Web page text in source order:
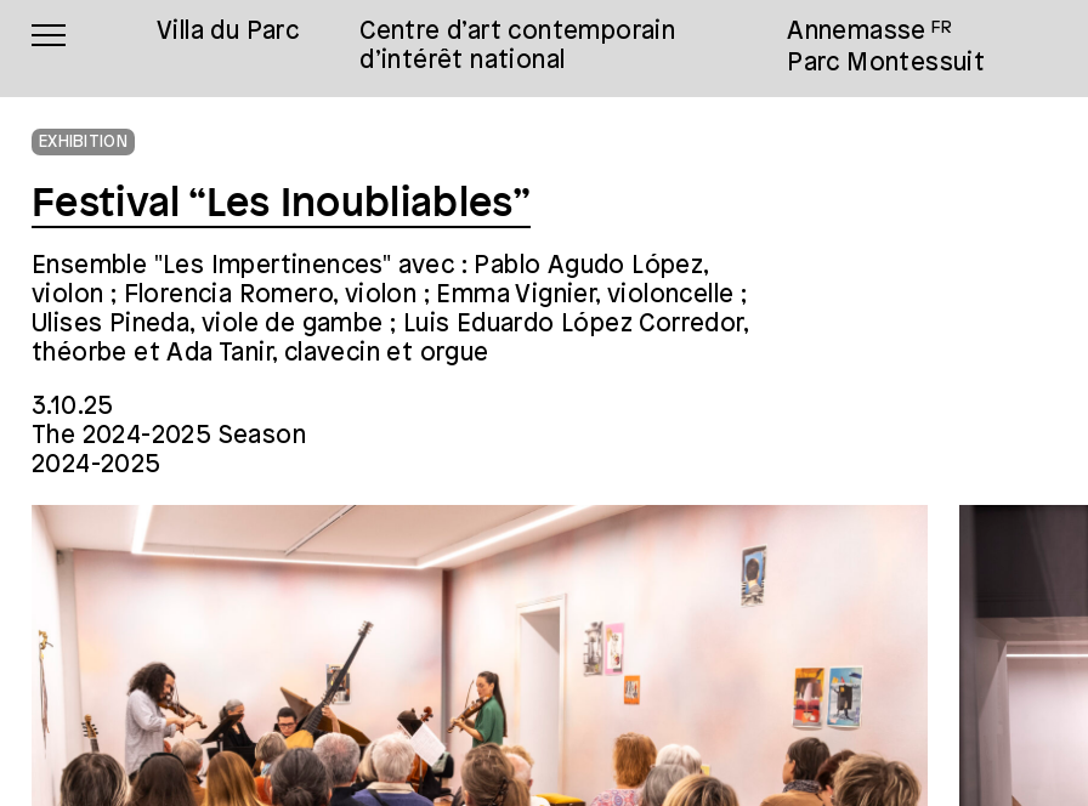
Villa du Parc
Centre d’art contemporain
d’intérêt national
Annemasse FR
Parc Montessuit
EXHIBITION
Festival “Les Inoubliables”
Ensemble "Les Impertinences" avec : Pablo Agudo López,
violon ; Florencia Romero, violon ; Emma Vignier, violoncelle ;
Ulises Pineda, viole de gambe ; Luis Eduardo López Corredor,
théorbe et Ada Tanir, clavecin et orgue
3.10.25
The 2024-2025 Season
2024-2025